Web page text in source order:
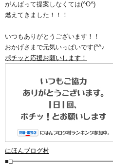
がんばって提案しなくては(^O^)
燃えてきました！！！
いつもありがとうございます！！
おかげさまで元気いっぱいです(^^♪
ポチッと応援お願いします！
にほんブログ村